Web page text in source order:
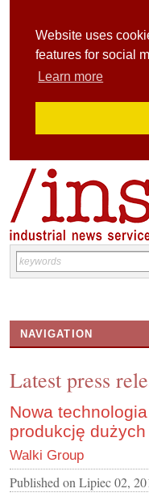
Website uses
features for social
Learn more
NAVIGATION
CONTACT US
INS MAIN WEBSITE
ABOUT US
Latest press
Nowa
produkcję
Walki Group
Published on Lipiec 02,